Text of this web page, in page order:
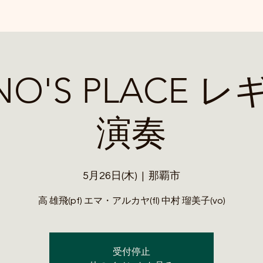
PLACE レ
演奏
5月26日(木)
  |
那覇市
高 雄飛(pf) エマ・アルカヤ(fl) 中村 瑠美子(vo)
受付停止